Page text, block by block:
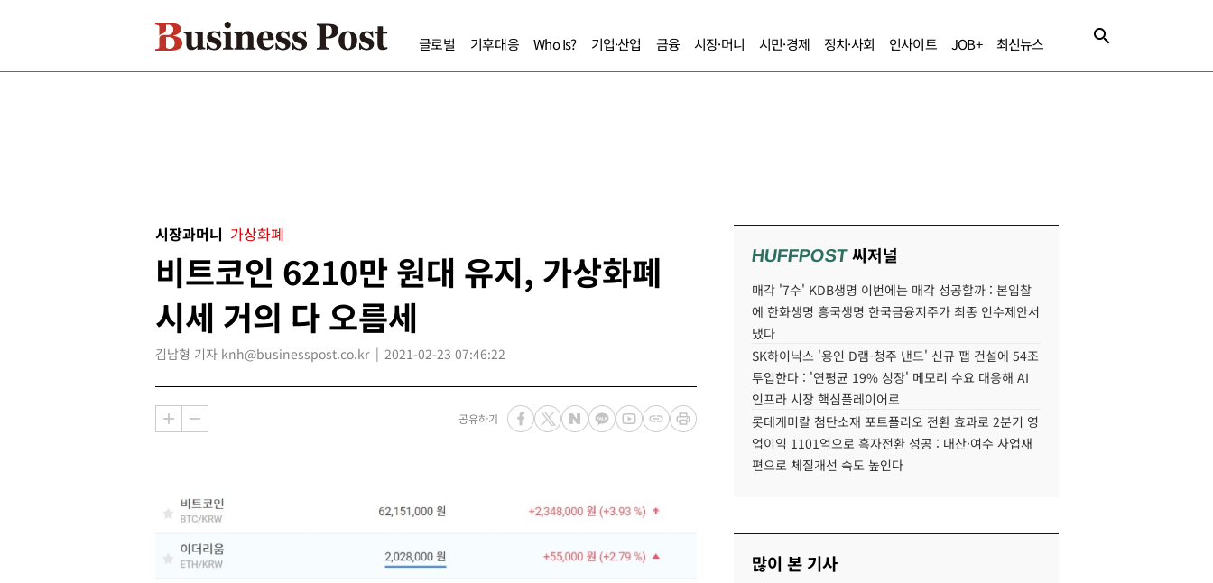
글로벌 기후대응 Who Is? 기업·산업 금융 시장·머니 시민·경제 정치·사회 인사이트 JOB+ 최신뉴스
시장과머니 가상화폐
비트코인 6210만 원대 유지, 가상화폐
시세 거의 다 오름세
김남형 기자 knh@businesspost.co.kr 2021-02-23 07:46:22
공유하기
HUFFPOST씨저널
매각 '7수' KDB생명 이번에는 매각 성공할까 : 본입찰
에 한화생명 흥국생명 한국금융지주가 최종 인수제안서
냈다
SK하이닉스 '용인 D램-청주 낸드' 신규 팹 건설에 54조
투입한다 : '연평균 19% 성장' 메모리 수요 대응해 AI
인프라 시장 핵심플레이어로
롯데케미칼 첨단소재 포트폴리오 전환 효과로 2분기 영
업이익 1101억으로 흑자전환 성공 : 대산·여수 사업재
편으로 체질개선 속도 높인다
많이 본 기사